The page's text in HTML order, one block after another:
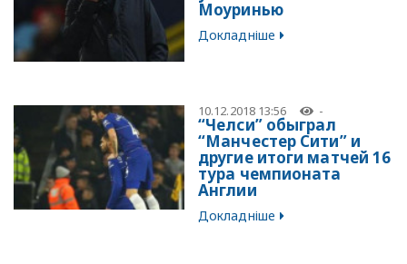
Моуринью
Докладніше
10.12.2018 13:56 -
“Челси” обыграл
“Манчестер Сити” и
другие итоги матчей 16
тура чемпионата
Англии
Докладніше